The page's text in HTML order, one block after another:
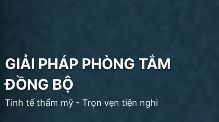
GIẢI PHÁP PHÒNG TẮM
ĐỒNG BỘ
Tinh tế thẩm mỹ - Trọn vẹn tiện nghi